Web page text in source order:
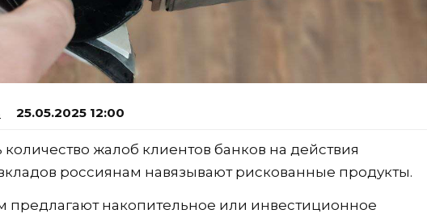
25.05.2025 12:00
жалоб клиентов банков на действия
россиянам навязывают рискованные продукты.
предлагают накопительное или инвестиционное